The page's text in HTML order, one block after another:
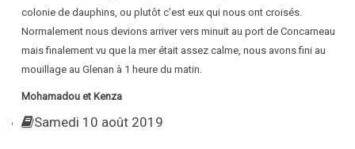
colonie de dauphins, ou plutôt c’est eux qui nous ont croisés.
Normalement nous devions arriver vers minuit au port de Concarneau
mais finalement vu que la mer était assez calme, nous avons fini au
mouillage au Glenan à 1 heure du matin.
Mohamadou et Kenza
Samedi 10 août 2019